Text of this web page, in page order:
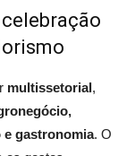
multissetorial,
gastronomia. O